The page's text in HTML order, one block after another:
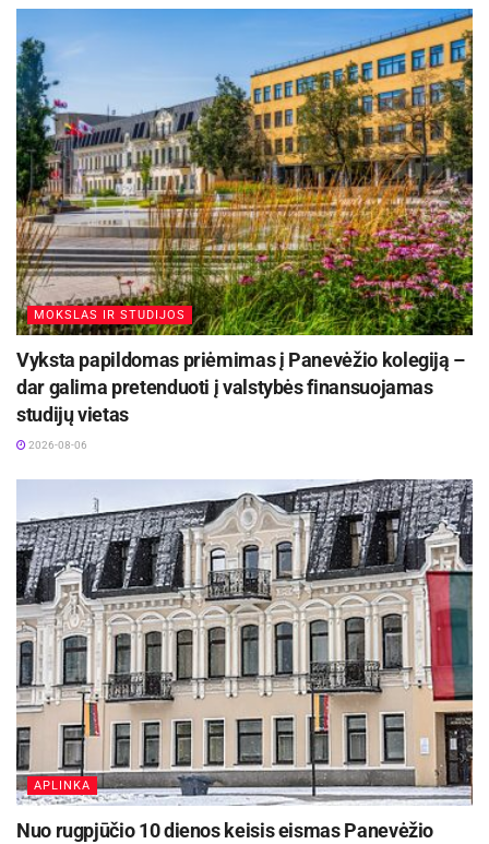
MOKSLAS IR STUDIJOS
Vyksta papildomas priėmimas į Panevėžio kolegiją –
dar galima pretenduoti į valstybės finansuojamas
studijų vietas
2026-08-06
APLINKA
Nuo rugpjūčio 10 dienos keisis eismas Panevėžio